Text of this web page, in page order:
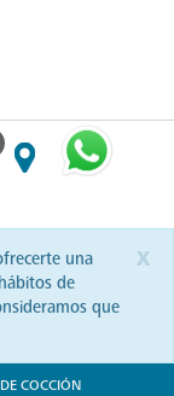
x
una
de
que
COCCIÓN